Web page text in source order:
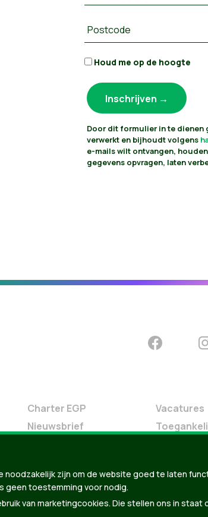
Postcode
Houd me op de hoogte
Door dit formulier in te dienen
verwerkt en bijhoudt volgens
e-mails wilt ontvangen,
gegevens opvragen, laten
Charter EGP
Nieuwsbrief
Groen in je buurt
Meldpunt
Vacatures
zijn om de website goed te laten
geen toestemming voor nodig.
van marketingcookies. Die stellen ons in staat